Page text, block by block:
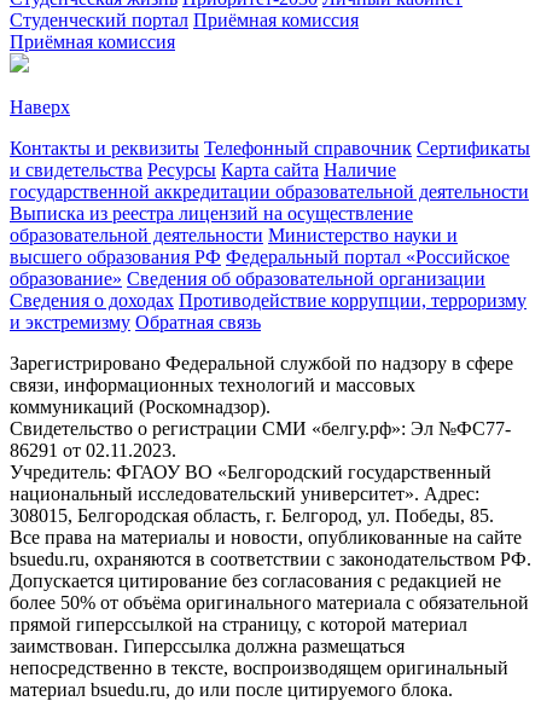
Студенческий портал Приёмная комиссия
Приёмная комиссия
Наверх
Контакты и реквизиты Телефонный справочник Сертификаты
и свидетельства Ресурсы Карта сайта Наличие
государственной аккредитации образовательной деятельности
Выписка из реестра лицензий на осуществление
образовательной деятельности Министерствo науки и
высшего образования РФ Федеральный портал «Российское
образование» Сведения об образовательной организации
Сведения о доходах Противодействие коррупции, терроризму
и экстремизму Обратная связь
Зарегистрировано Федеральной службой по надзору в сфере
связи, информационных технологий и массовых
коммуникаций (Роскомнадзор).
Свидетельство о регистрации СМИ «белгу.рф»: Эл №ФС77-
86291 от 02.11.2023.
Учредитель: ФГАОУ ВО «Белгородский государственный
национальный исследовательский университет». Адрес:
308015, Белгородская область, г. Белгород, ул. Победы, 85.
Все права на материалы и новости, опубликованные на сайте
bsuedu.ru, охраняются в соответствии с законодательством РФ.
Допускается цитирование без согласования с редакцией не
более 50% от объёма оригинального материала с обязательной
прямой гиперссылкой на страницу, с которой материал
заимствован. Гиперссылка должна размещаться
непосредственно в тексте, воспроизводящем оригинальный
материал bsuedu.ru, до или после цитируемого блока.